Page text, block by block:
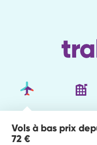
Vols à bas prix
72 €